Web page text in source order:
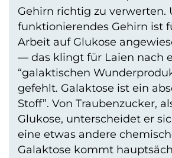
Gehirn richtig zu verwerten.
funktionierendes Gehirn ist
Arbeit auf Glukose
— das klingt für Laien nach
“galaktischen
gefehlt. Galaktose ist ein
Stoff”. Von Traubenzucker,
Glukose, unterscheidet er
eine etwas andere
Galaktose kommt